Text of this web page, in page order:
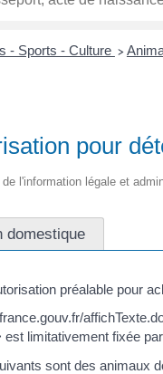
- Sports - Culture >
pour
l'information légale et
domestique
préalable pour
limitativement fixée
sont des animaux